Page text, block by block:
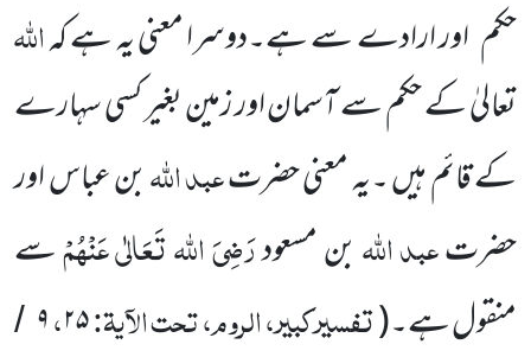
حکم اور ارادے سے ہے۔دوسرا معنی یہ ہے کہاللہ
تعالیٰ کے حکم سے آسمان اور زمین بغیر کسی سہارے
کے قائم ہیں ۔یہ معنی حضرتعبد اللہبن عباس اور
حضرتعبد اللہبن مسعودرَضِیَ اللہ تَعَالٰی عَنْہُمْسے
منقول ہے۔(تفسیرکبیر، الروم، تحت الآیۃ:۲۵،۹ /